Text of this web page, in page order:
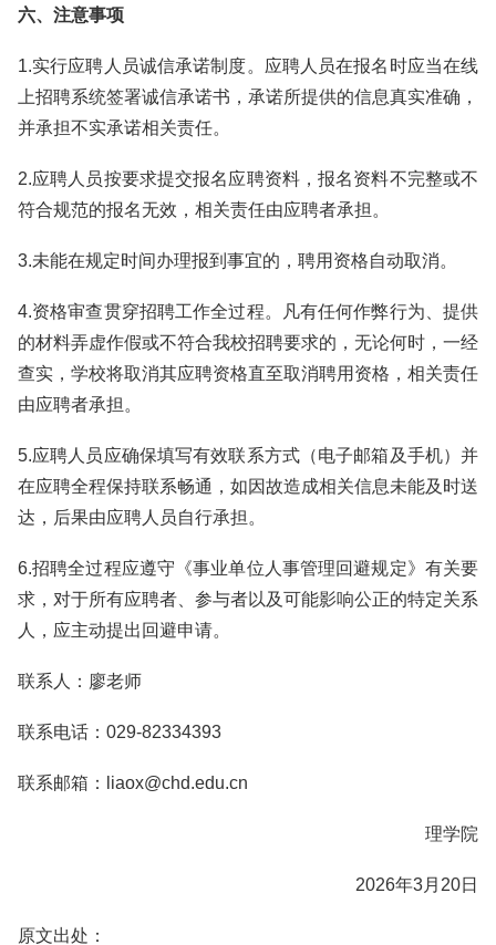
六、注意事项
1.实行应聘人员诚信承诺制度。应聘人员在报名时应当在线
上招聘系统签署诚信承诺书，承诺所提供的信息真实准确，
并承担不实承诺相关责任。
2.应聘人员按要求提交报名应聘资料，报名资料不完整或不
符合规范的报名无效，相关责任由应聘者承担。
3.未能在规定时间办理报到事宜的，聘用资格自动取消。
4.资格审查贯穿招聘工作全过程。凡有任何作弊行为、提供
的材料弄虚作假或不符合我校招聘要求的，无论何时，一经
查实，学校将取消其应聘资格直至取消聘用资格，相关责任
由应聘者承担。
5.应聘人员应确保填写有效联系方式（电子邮箱及手机）并
在应聘全程保持联系畅通，如因故造成相关信息未能及时送
达，后果由应聘人员自行承担。
6.招聘全过程应遵守《事业单位人事管理回避规定》有关要
求，对于所有应聘者、参与者以及可能影响公正的特定关系
人，应主动提出回避申请。
联系人：廖老师
联系电话：029-82334393
联系邮箱：liaox@chd.edu.cn
理学院
2026年3月20日
原文出处：